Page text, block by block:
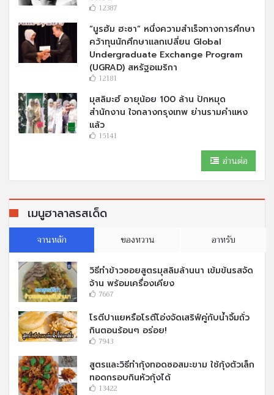
12387
“นูรฮัม ฮะซา” หนึ่งความสำเร็จทางการศึกษา
คว้าทุนนักศึกษาแลกเปลี่ยน Global
Undergraduate Exchange Program
(UGRAD) สหรัฐอเมริกา
12181
มุสลิมะฮ์ อายุน้อย 100 ล้าน ปักหมุด
สำนักงาน ใจกลางกรุงเทพ ย่านรามคำแหง
แล้ว
15141
อ่านต่อ
เมนูฮาลาลรสเด็ด
จานหลัก ของหวาน อาหรับ
วิธีทำข้าวซอยสูตรมุสลิมล้านนา เข้มข้นรสจัด
จ้าน พร้อมเครื่องเคียง
7667
โรตีปาแยหรือโรตีโอ่งจัดเสริฟ์คู่กับนํ้าจิ้มถั่ว
กินตอนร้อนๆ อร่อย!
7943
สูตรและวิธีทำกุ้งทอดซอสมะขาม ใช้กุ้งตัวเล็ก
ทอดกรอบกินหัวกุ้งได้
13422